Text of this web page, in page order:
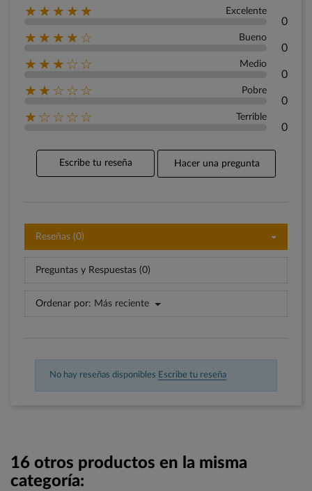
★★★★★ Excelente
0
★★★★☆ Bueno
0
★★★☆☆ Medio
0
★★☆☆☆ Pobre
0
★☆☆☆☆ Terrible
0
Escribe tu reseña Hacer una pregunta
Reseñas (0)
Preguntas y Respuestas (0)
Ordenar por: Más reciente
No hay reseñas disponibles Escribe tu reseña
16 otros productos en la misma
categoría: